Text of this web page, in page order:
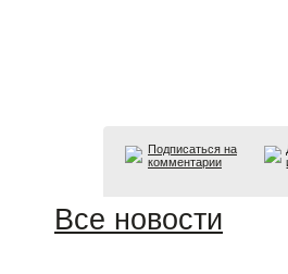
Подписаться на
комментарии
Все новости